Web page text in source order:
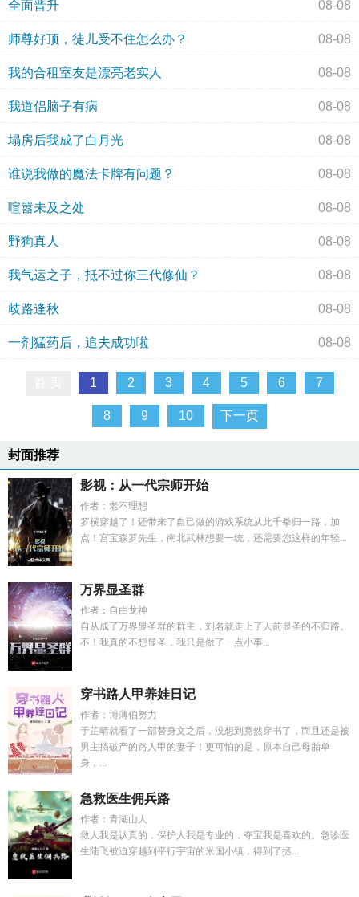
全面晋升 08-08
师尊好顶，徒儿受不住怎么办？ 08-08
我的合租室友是漂亮老实人 08-08
我道侣脑子有病 08-08
塌房后我成了白月光 08-08
谁说我做的魔法卡牌有问题？ 08-08
喧嚣未及之处 08-08
野狗真人 08-08
我气运之子，抵不过你三代修仙？ 08-08
歧路逢秋 08-08
一剂猛药后，追夫成功啦 08-08
1 2 3 4 5 6 7
8 9 10 下一页
封面推荐
影视：从一代宗师开始
作者：老不理想
罗横穿越了！还带来了自己做的游戏系统从此千拳归一路，加
点！宫宝森罗先生，南北武林想要一统，还需要您这样的年轻...
万界显圣群
作者：自由龙神
自从成了万界显圣群的群主，刘名就走上了人前显圣的不归路。
不！我真的不想显圣，我只是做了一点小事...
穿书路人甲养娃日记
作者：博薄伯努力
于芷晴就看了一部替身文之后，没想到竟然穿书了，而且还是被
男主搞破产的路人甲的妻子！更可怕的是，原本自己母胎单
身，...
急救医生佣兵路
作者：青湖山人
救人我是认真的，保护人我是专业的，夺宝我是喜欢的。急诊医
生陆飞被迫穿越到平行宇宙的米国小镇，得到了拯...